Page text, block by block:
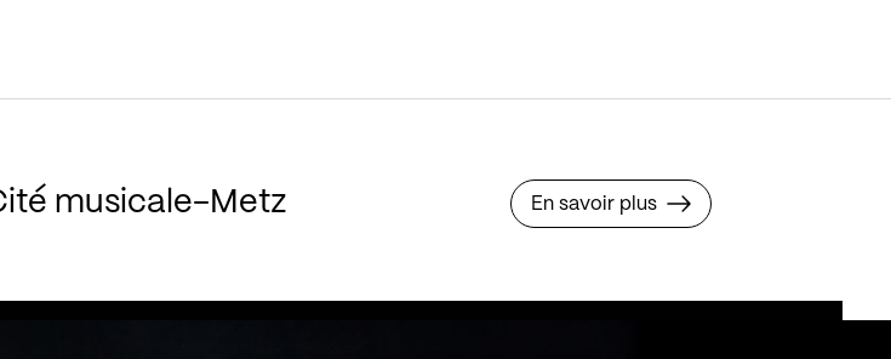
musicale-Metz En savoir plus